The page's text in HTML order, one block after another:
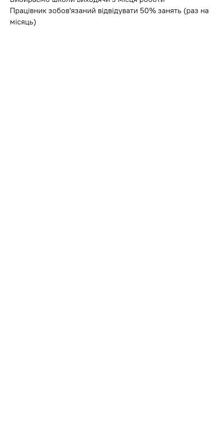
Працівник зобов'язаний відвідувати 50% занять (раз на
місяць)